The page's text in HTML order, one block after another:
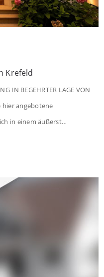
Krefeld
IN BEGEHRTER LAGE VON
hier angebotene
in einem äußerst
Ausstattung, die
stilvollen Ambiente